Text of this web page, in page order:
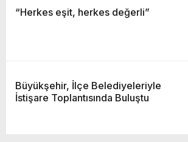
“Herkes eşit, herkes değerli”
Büyükşehir, İlçe Belediyeleriyle
İstişare Toplantısında Buluştu